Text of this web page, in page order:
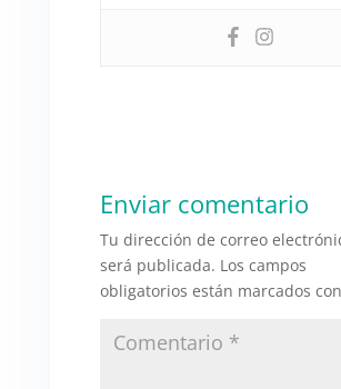
Enviar comentario
Tu dirección de correo
será publicada. Los campos
obligatorios están marcados con